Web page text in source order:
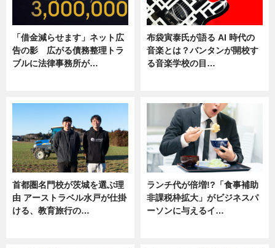
「借金減らせます」ネット広
告の影 広がる債務整理トラ
ブルに法律事務所が…
布袋寅泰氏が語る AI 時代の
音楽とは？バンタンが開校す
る音楽学校の目…
首都圏名門校が茨城を選ぶ理
由 アーストラベル水戸が仕掛
ける、教育旅行の…
ランチ代が倍増!?「食事補助
非課税枠拡大」がビジネスパ
ーソンに与えるイ…